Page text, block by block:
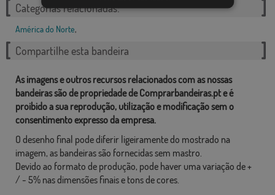
Categorias relacionadas:
América do Norte,
Compartilhe esta bandeira
As imagens e outros recursos relacionados com as nossas
bandeiras são de propriedade de Comprarbandeiras.pt e é
proibido a sua reprodução, utilização e modificação sem o
consentimento expresso da empresa.
O desenho final pode diferir ligeiramente do mostrado na
imagem, as bandeiras são fornecidas sem mastro.
Devido ao formato de produção, pode haver uma variação de +
/ - 5% nas dimensões finais e tons de cores.